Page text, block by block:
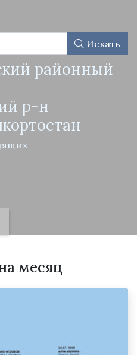
Искать
районный
р-н
месяц